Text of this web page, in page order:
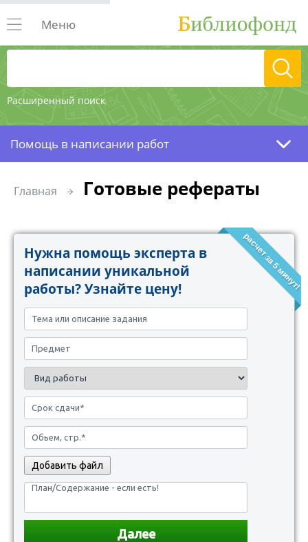
Расширенный поиск
Меню
Помощь в написании работ
Главная Готовые рефераты
расчет за 5 минут!
Нужна помощь эксперта в
написании уникальной
работы? Узнайте цену!
Добавить файл